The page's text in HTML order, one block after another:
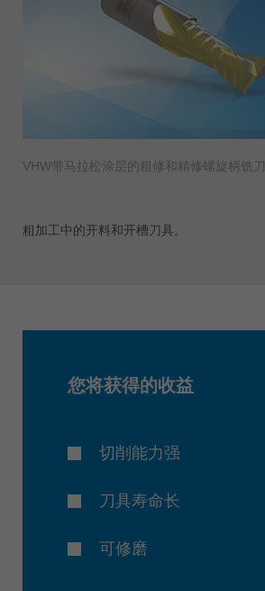
VHW带马拉松涂层的粗修和精修螺旋柄铣刀
粗加工中的开料和开槽刀具。
您将获得的收益
切削能力强
刀具寿命长
可修磨